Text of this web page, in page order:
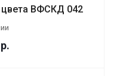
цвета ВФСКД 042
р.